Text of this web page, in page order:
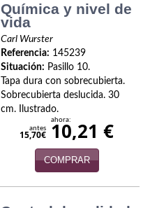
Química y nivel de
vida
Carl Wurster
Referencia: 145239
Situación: Pasillo 10.
Tapa dura con sobrecubierta.
Sobrecubierta deslucida. 30
cm. Ilustrado.
antes
15,70€
ahora:
10,21 €
COMPRAR